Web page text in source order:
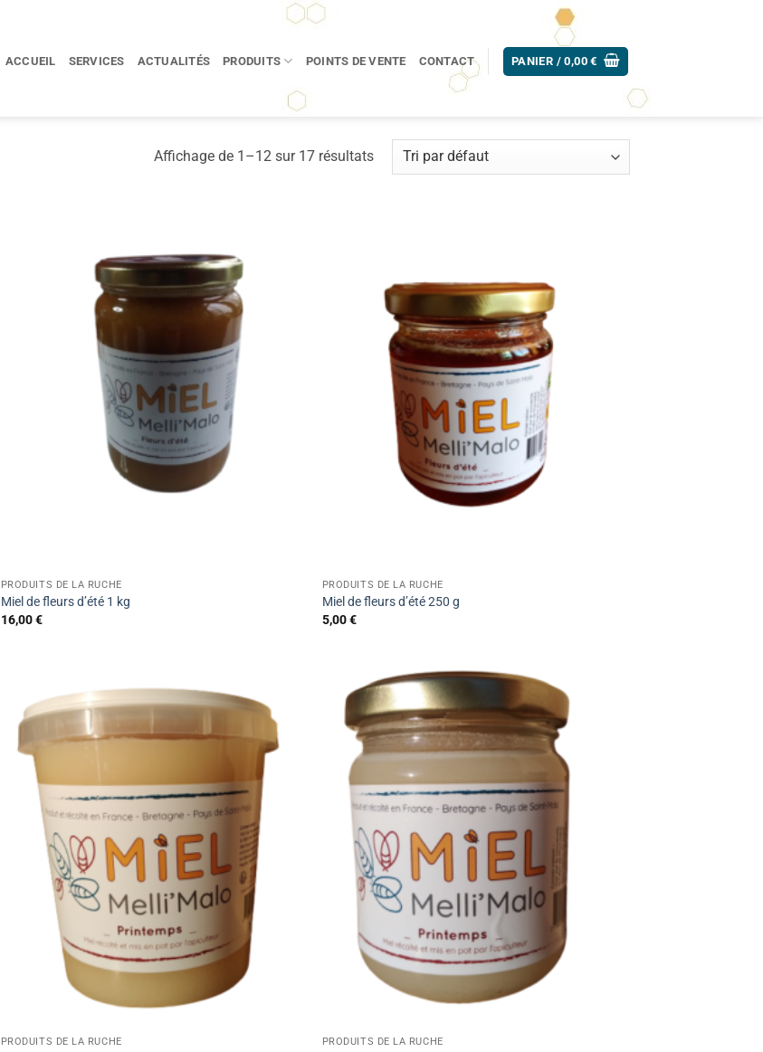
ACCUEIL SERVICES ACTUALITÉS PRODUITS POINTS DE VENTE CONTACT PANIER /0,00€
Affichage de 1–12 sur 17 résultats
PRODUITS DE LA RUCHE
Miel de fleurs d’été 1 kg
16,00€
PRODUITS DE LA RUCHE
Miel de fleurs d’été 250 g
5,00€
PRODUITS DE LA RUCHE PRODUITS DE LA RUCHE